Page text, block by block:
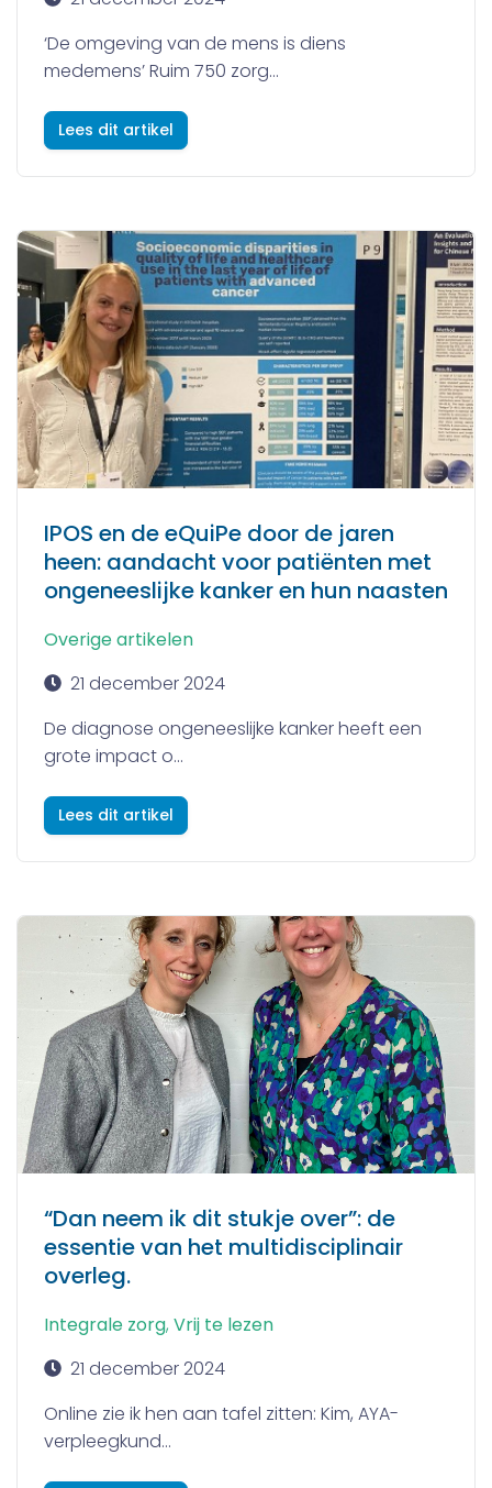
‘De omgeving van de mens is diens
medemens’ Ruim 750 zorg...
Lees dit artikel
IPOS en de eQuiPe door de jaren
heen: aandacht voor patiënten met
ongeneeslijke kanker en hun naasten
Overige artikelen
21 december 2024
De diagnose ongeneeslijke kanker heeft een
grote impact o...
Lees dit artikel
“Dan neem ik dit stukje over”: de
essentie van het multidisciplinair
overleg.
Integrale zorg, Vrij te lezen
21 december 2024
Online zie ik hen aan tafel zitten: Kim, AYA-
verpleegkund...